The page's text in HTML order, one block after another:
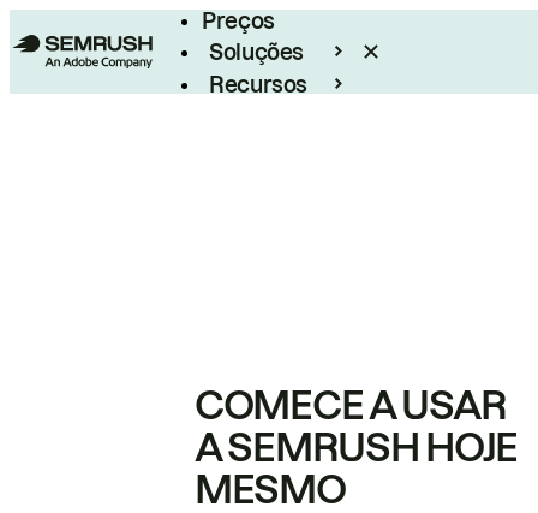
Preços
Soluções
Recursos
COMECE A USAR
A SEMRUSH HOJE
MESMO